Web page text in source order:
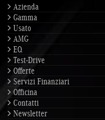
Azienda
Gamma
Usato
AMG
EQ
Test-Drive
Offerte
Servizi Finanziari
Officina
Contatti
Newsletter